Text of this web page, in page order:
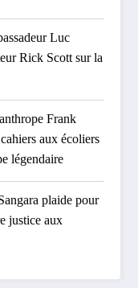
Luc
Rick Scott sur la
Frank
aux écoliers
légendaire
plaide pour
justice aux